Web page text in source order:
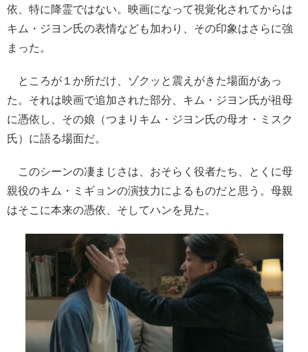
依、特に降霊ではない。映画になって視覚化されてからは
キム・ジヨン氏の表情なども加わり、その印象はさらに強
まった。
ところが１か所だけ、ゾクッと震えがきた場面があっ
た。それは映画で追加された部分、キム・ジヨン氏が祖母
に憑依し、その娘（つまりキム・ジヨン氏の母オ・ミスク
氏）に語る場面だ。
このシーンの凄まじさは、おそらく役者たち、とくに母
親役のキム・ミギョンの演技力によるものだと思う。母親
はそこに本来の憑依、そしてハンを見た。